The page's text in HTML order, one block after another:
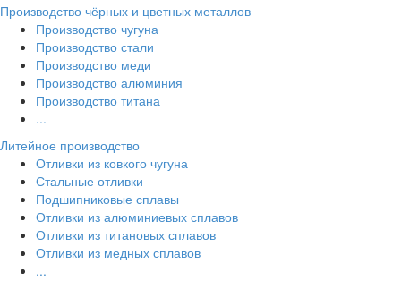
Производство чёрных и цветных металлов
Производство чугуна
Производство стали
Производство меди
Производство алюминия
Производство титана
...
Литейное производство
Отливки из ковкого чугуна
Стальные отливки
Подшипниковые сплавы
Отливки из алюминиевых сплавов
Отливки из титановых сплавов
Отливки из медных сплавов
...